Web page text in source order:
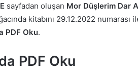
sayfadan oluşan Mor Düşlerim Dar
kitabını 29.12.2022 numarası
PDF Oku.
PDF Oku